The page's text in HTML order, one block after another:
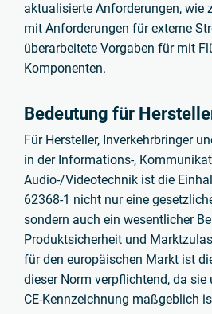
aktualisierte Anforderungen, wie
mit Anforderungen für externe
überarbeitete Vorgaben für mit
Komponenten.
Bedeutung für
Für Hersteller, Inverkehrbringer
in der Informations-,
Audio-/Videotechnik ist die
62368-1 nicht nur eine
sondern auch ein wesentlicher
Produktsicherheit und
für den europäischen Markt ist
dieser Norm verpflichtend, da
CE-Kennzeichnung maßgeblich